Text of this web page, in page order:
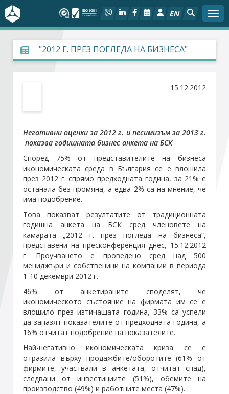
EN
За БСК
На фокус
Арбитражен съд
Проекти
Членове
Стани член
"2012 Г. ПРЕЗ ПОГЛЕДА НА БИЗНЕСА"
15.12.2012
Негативни оценки за 2012 г. и песимизъм за 2013 г.
показва годишната бизнес анкета на БСК
Според 75% от представителите на бизнеса
икономическата среда в България се е влошила
през 2012 г. спрямо предходната година, за 21% е
останала без промяна, а едва 2% са на мнение, че
има подобрение.
Това показват резултатите от традиционната
годишна анкета на БСК сред членовете на
камарата „2012 г. през погледа на бизнеса“,
представени на пресконференция днес, 15.12.2012
г. Проучването е проведено сред над 500
мениджъри и собственици на компании в периода
1-10 декември 2012 г.
46% от анкетираните споделят, че
икономическото състояние на фирмата им се е
влошило през изтичащата година, 33% са успели
да запазят показателите от предходната година, а
16% отчитат подобрение на показателите.
Най-негативно икономическата криза се е
отразила върху продажбите/оборотите (61% от
фирмите, участвали в анкетата, отчитат спад),
следвани от инвестициите (51%), обемите на
производство (49%) и работните места (47%).